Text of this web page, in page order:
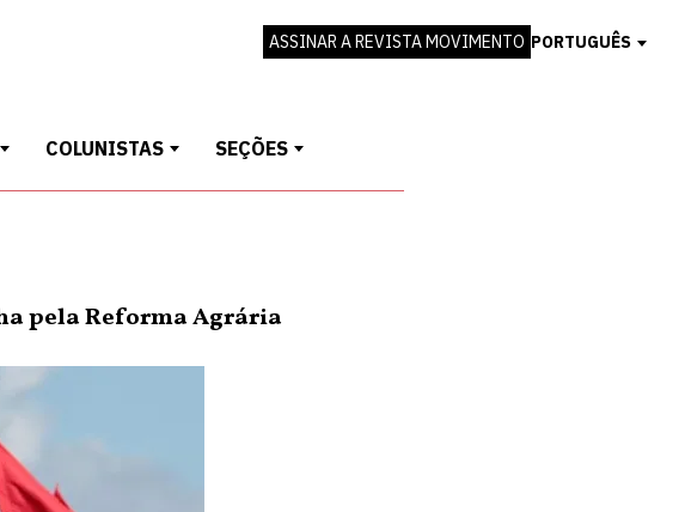
ASSINAR A REVISTA MOVIMENTO PORTUGUÊS
COLUNISTAS SEÇÕES
pela Reforma Agrária